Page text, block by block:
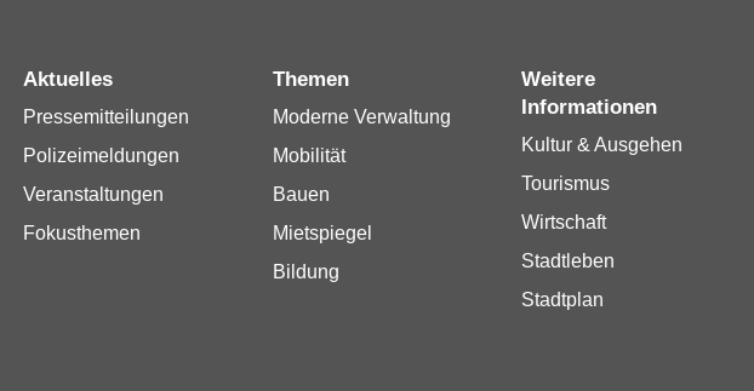
Aktuelles
Pressemitteilungen
Polizeimeldungen
Veranstaltungen
Fokusthemen
Themen
Moderne Verwaltung
Mobilität
Bauen
Mietspiegel
Bildung
Weitere
Informationen
Kultur & Ausgehen
Tourismus
Wirtschaft
Stadtleben
Stadtplan